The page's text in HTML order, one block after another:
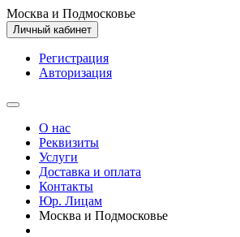
Москва и Подмосковье
Личный кабинет
Регистрация
Авторизация
О нас
Реквизиты
Услуги
Доставка и оплата
Контакты
Юр. Лицам
Москва и Подмосковье